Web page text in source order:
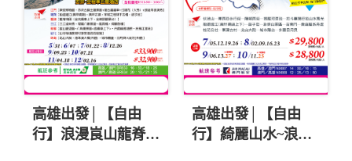
高雄出發│【自由
行】浪漫峎山龍脊梯
高雄出發│【自由
行】綺麗山水~浪漫